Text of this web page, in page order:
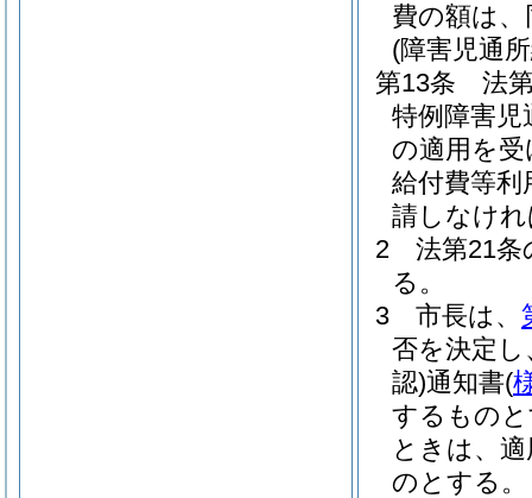
費の額は
(障害児通
第13条
法
特例障害児
の適用を
給付費等利
請しなけ
2
法第21
る。
3
市長は、
否を決定し
認)通知書(
するもの
ときは、
のとする。